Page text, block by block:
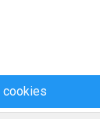
cookies